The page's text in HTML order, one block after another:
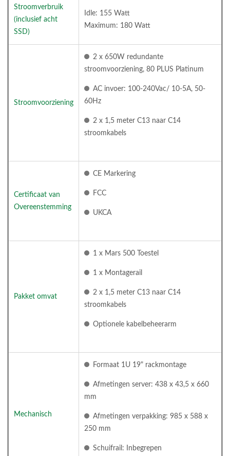
Stroomverbruik
(inclusief acht
SSD)
Idle: 155 Watt
Maximum: 180 Watt
Stroomvoorziening
2 x 650W redundante
stroomvoorziening, 80 PLUS Platinum
AC invoer: 100-240Vac/ 10-5A, 50-
60Hz
2 x 1,5 meter C13 naar C14
stroomkabels
Certificaat van
Overeenstemming
CE Markering
FCC
UKCA
Pakket omvat
1 x Mars 500 Toestel
1 x Montagerail
2 x 1,5 meter C13 naar C14
stroomkabels
Optionele kabelbeheerarm
Mechanisch
Formaat 1U 19" rackmontage
Afmetingen server: 438 x 43,5 x 660
mm
Afmetingen verpakking: 985 x 588 x
250 mm
Schuifrail: Inbegrepen